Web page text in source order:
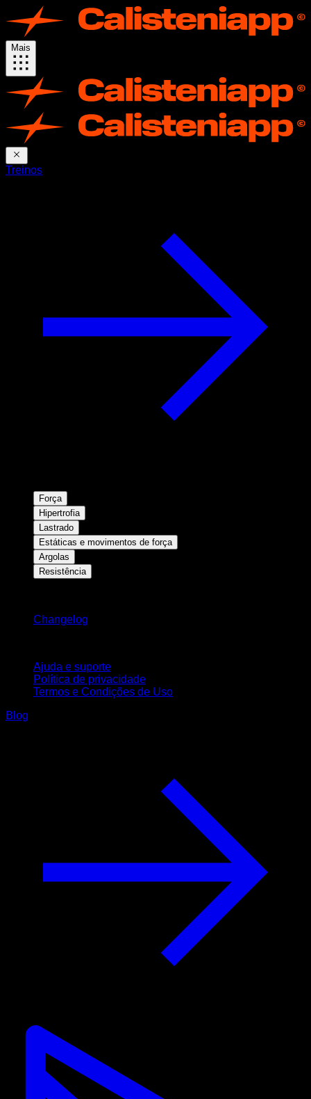
Mais
Treinos
Força
Hipertrofia
Lastrado
Estáticas e movimentos de força
Argolas
Resistência
Changelog
Ajuda e suporte
Política de privacidade
Termos e Condições de Uso
Blog